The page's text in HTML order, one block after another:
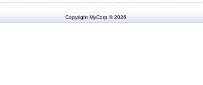
Copyright MyCorp © 2026